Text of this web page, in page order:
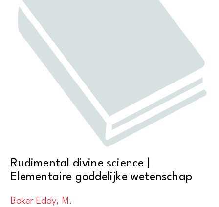
Rudimental divine science |
Elementaire goddelijke wetenschap
Baker Eddy, M.